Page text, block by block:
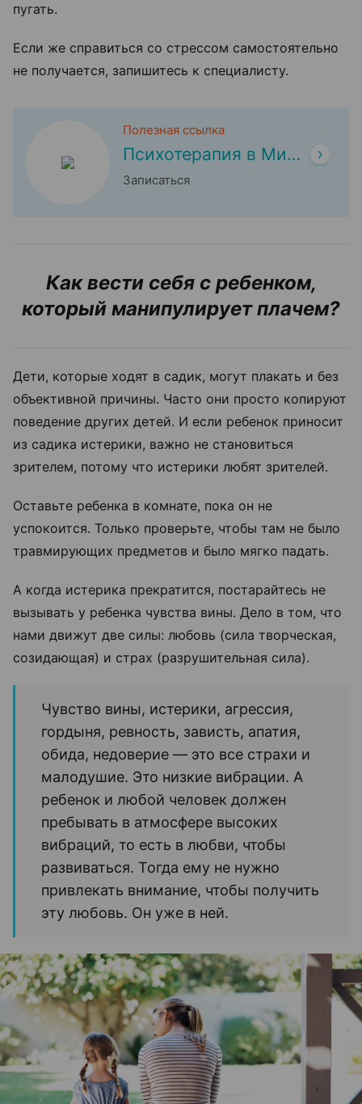
пугать.
Если же справиться со стрессом самостоятельно
не получается, запишитесь к специалисту.
Полезная ссылка
Психотерапия в Минске
Записаться
Как вести себя с ребенком,
который манипулирует плачем?
Дети, которые ходят в садик, могут плакать и без
объективной причины. Часто они просто копируют
поведение других детей. И если ребенок приносит
из садика истерики, важно не становиться
зрителем, потому что истерики любят зрителей.
Оставьте ребенка в комнате, пока он не
успокоится. Только проверьте, чтобы там не было
травмирующих предметов и было мягко падать.
А когда истерика прекратится, постарайтесь не
вызывать у ребенка чувства вины. Дело в том, что
нами движут две силы: любовь (сила творческая,
созидающая) и страх (разрушительная сила).
Чувство вины, истерики, агрессия,
гордыня, ревность, зависть, апатия,
обида, недоверие — это все страхи и
малодушие. Это низкие вибрации. А
ребенок и любой человек должен
пребывать в атмосфере высоких
вибраций, то есть в любви, чтобы
развиваться. Тогда ему не нужно
привлекать внимание, чтобы получить
эту любовь. Он уже в ней.